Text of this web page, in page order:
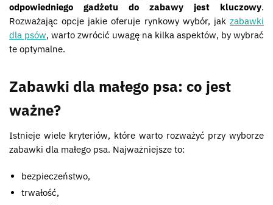
odpowiedniego gadżetu do zabawy jest kluczowy.
Rozważając opcje jakie oferuje rynkowy wybór, jak zabawki
dla psów, warto zwrócić uwagę na kilka aspektów, by wybrać
te optymalne.
Zabawki dla małego psa: co jest
ważne?
Istnieje wiele kryteriów, które warto rozważyć przy wyborze
zabawki dla małego psa. Najważniejsze to:
bezpieczeństwo,
trwałość,